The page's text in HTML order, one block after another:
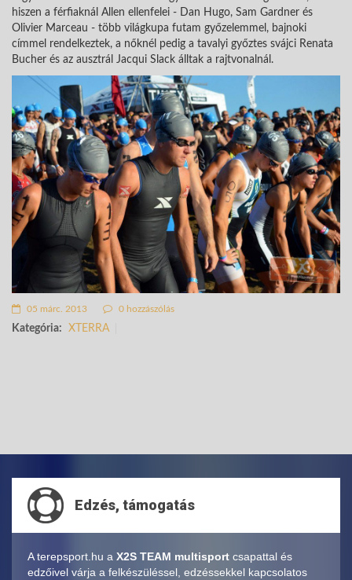
hiszen a férfiaknál Allen ellenfelei - Dan Hugo, Sam Gardner és
Olivier Marceau - több világkupa futam győzelemmel, bajnoki
címmel rendelkeztek, a nőknél pedig a tavalyi győztes svájci Renata
Bucher és az ausztrál Jacqui Slack álltak a rajtvonalnál.
05 márc. 2013 0 hozzászólás
Kategória: XTERRA
Edzés, támogatás
A terepsport.hu a X2S TEAM multisport csapattal és
edzőivel várja a felkészüléssel, edzéssekkel kapcsolatos